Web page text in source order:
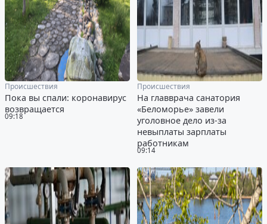
09:18
Происшествия
Пока вы спали: коронавирус
возвращается
09:14
Происшествия
На главврача санатория
«Беломорье» завели
уголовное дело из-за
невыплаты зарплаты
работникам